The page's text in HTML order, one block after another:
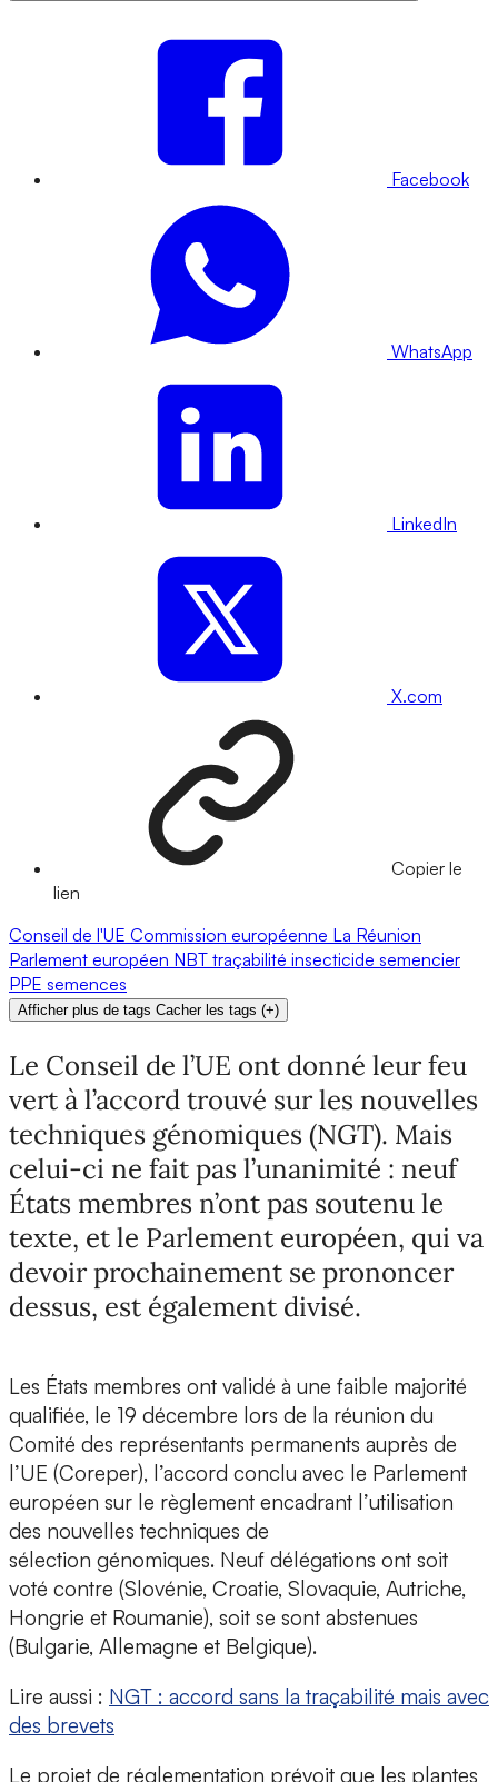
Facebook
WhatsApp
LinkedIn
X.com
Copier le
lien
Conseil de l'UE Commission européenne La Réunion
Parlement européen NBT traçabilité insecticide semencier
PPE semences
Afficher plus de tags Cacher les tags (+)
Le Conseil de l’UE ont donné leur feu
vert à l’accord trouvé sur les nouvelles
techniques génomiques (NGT). Mais
celui-ci ne fait pas l’unanimité : neuf
États membres n’ont pas soutenu le
texte, et le Parlement européen, qui va
devoir prochainement se prononcer
dessus, est également divisé.
Les États membres ont validé à une faible majorité
qualifiée, le 19 décembre lors de la réunion du
Comité des représentants permanents auprès de
l’UE (Coreper), l’accord conclu avec le Parlement
européen sur le règlement encadrant l’utilisation
des nouvelles techniques de
sélection génomiques. Neuf délégations ont soit
voté contre (Slovénie, Croatie, Slovaquie, Autriche,
Hongrie et Roumanie), soit se sont abstenues
(Bulgarie, Allemagne et Belgique).
Lire aussi : NGT : accord sans la traçabilité mais avec
des brevets
Le projet de réglementation prévoit que les plantes